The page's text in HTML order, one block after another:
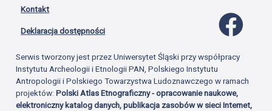
Kontakt
Deklaracja dostępności
Serwis tworzony jest przez Uniwersytet Śląski przy współpracy
Instytutu Archeologii i Etnologii PAN, Polskiego Instytutu
Antropologii i Polskiego Towarzystwa Ludoznawczego w ramach
projektów:Polski Atlas Etnograficzny - opracowanie naukowe,
elektroniczny katalog danych, publikacja zasobów w sieci Internet,